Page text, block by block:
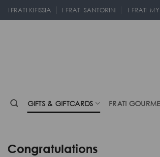
Μετάβαση
στο
I FRATI KIFISSIA I FRATI SANTORINI I FRATI
GIFTS & GIFTCARDS FRATI
Congratulations